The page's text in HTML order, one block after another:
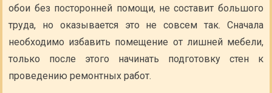
обои без посторонней помощи, не составит большого
труда, но оказывается это не совсем так. Сначала
необходимо избавить помещение от лишней мебели,
только после этого начинать подготовку стен к
проведению ремонтных работ.